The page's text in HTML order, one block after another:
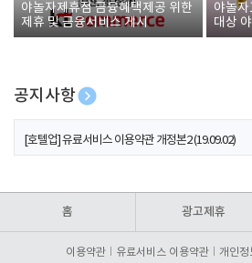
야놀자제휴점 금융혜택제공 위한
제휴 및 금융서비스 게시
야놀
대상
폰 증정
공지사항
[호텔업] 개인정보 처리방침 개정본1 (19.09.02)
[호텔업] 유료서비스 이용약관 개정본2 (19.09.02)
홈 광고제휴
이용약관 유료서비스 이용약관 개인정